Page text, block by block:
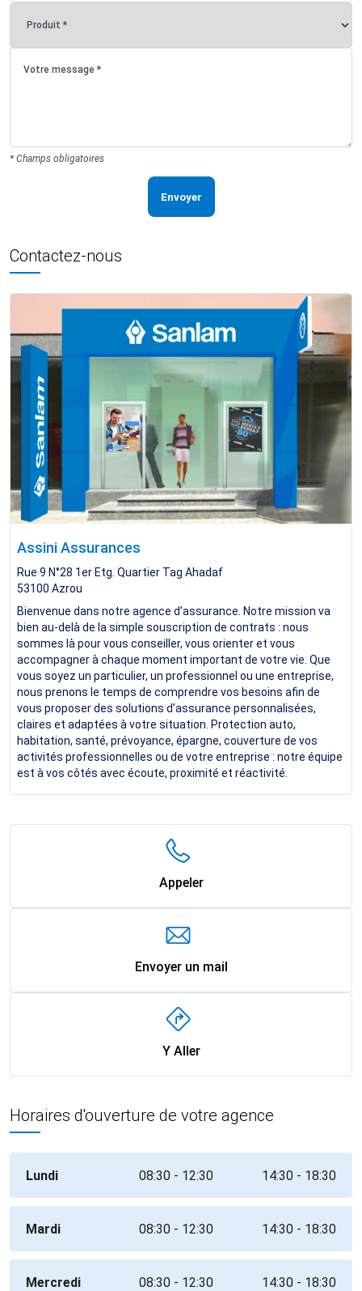
* Champs obligatoires
Envoyer
Contactez-nous
Assini Assurances
Rue 9 N°28 1er Etg. Quartier Tag Ahadaf
53100 Azrou
Bienvenue dans notre agence d’assurance. Notre mission va
bien au-delà de la simple souscription de contrats : nous
sommes là pour vous conseiller, vous orienter et vous
accompagner à chaque moment important de votre vie. Que
vous soyez un particulier, un professionnel ou une entreprise,
nous prenons le temps de comprendre vos besoins afin de
vous proposer des solutions d’assurance personnalisées,
claires et adaptées à votre situation. Protection auto,
habitation, santé, prévoyance, épargne, couverture de vos
activités professionnelles ou de votre entreprise : notre équipe
est à vos côtés avec écoute, proximité et réactivité.
Appeler
Envoyer un mail
Y Aller
Horaires d'ouverture de votre agence
Lundi 08:30 - 12:30 14:30 - 18:30
Mardi 08:30 - 12:30 14:30 - 18:30
Mercredi 08:30 - 12:30 14:30 - 18:30